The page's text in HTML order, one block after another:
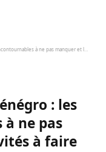
: les
ne pas
à faire